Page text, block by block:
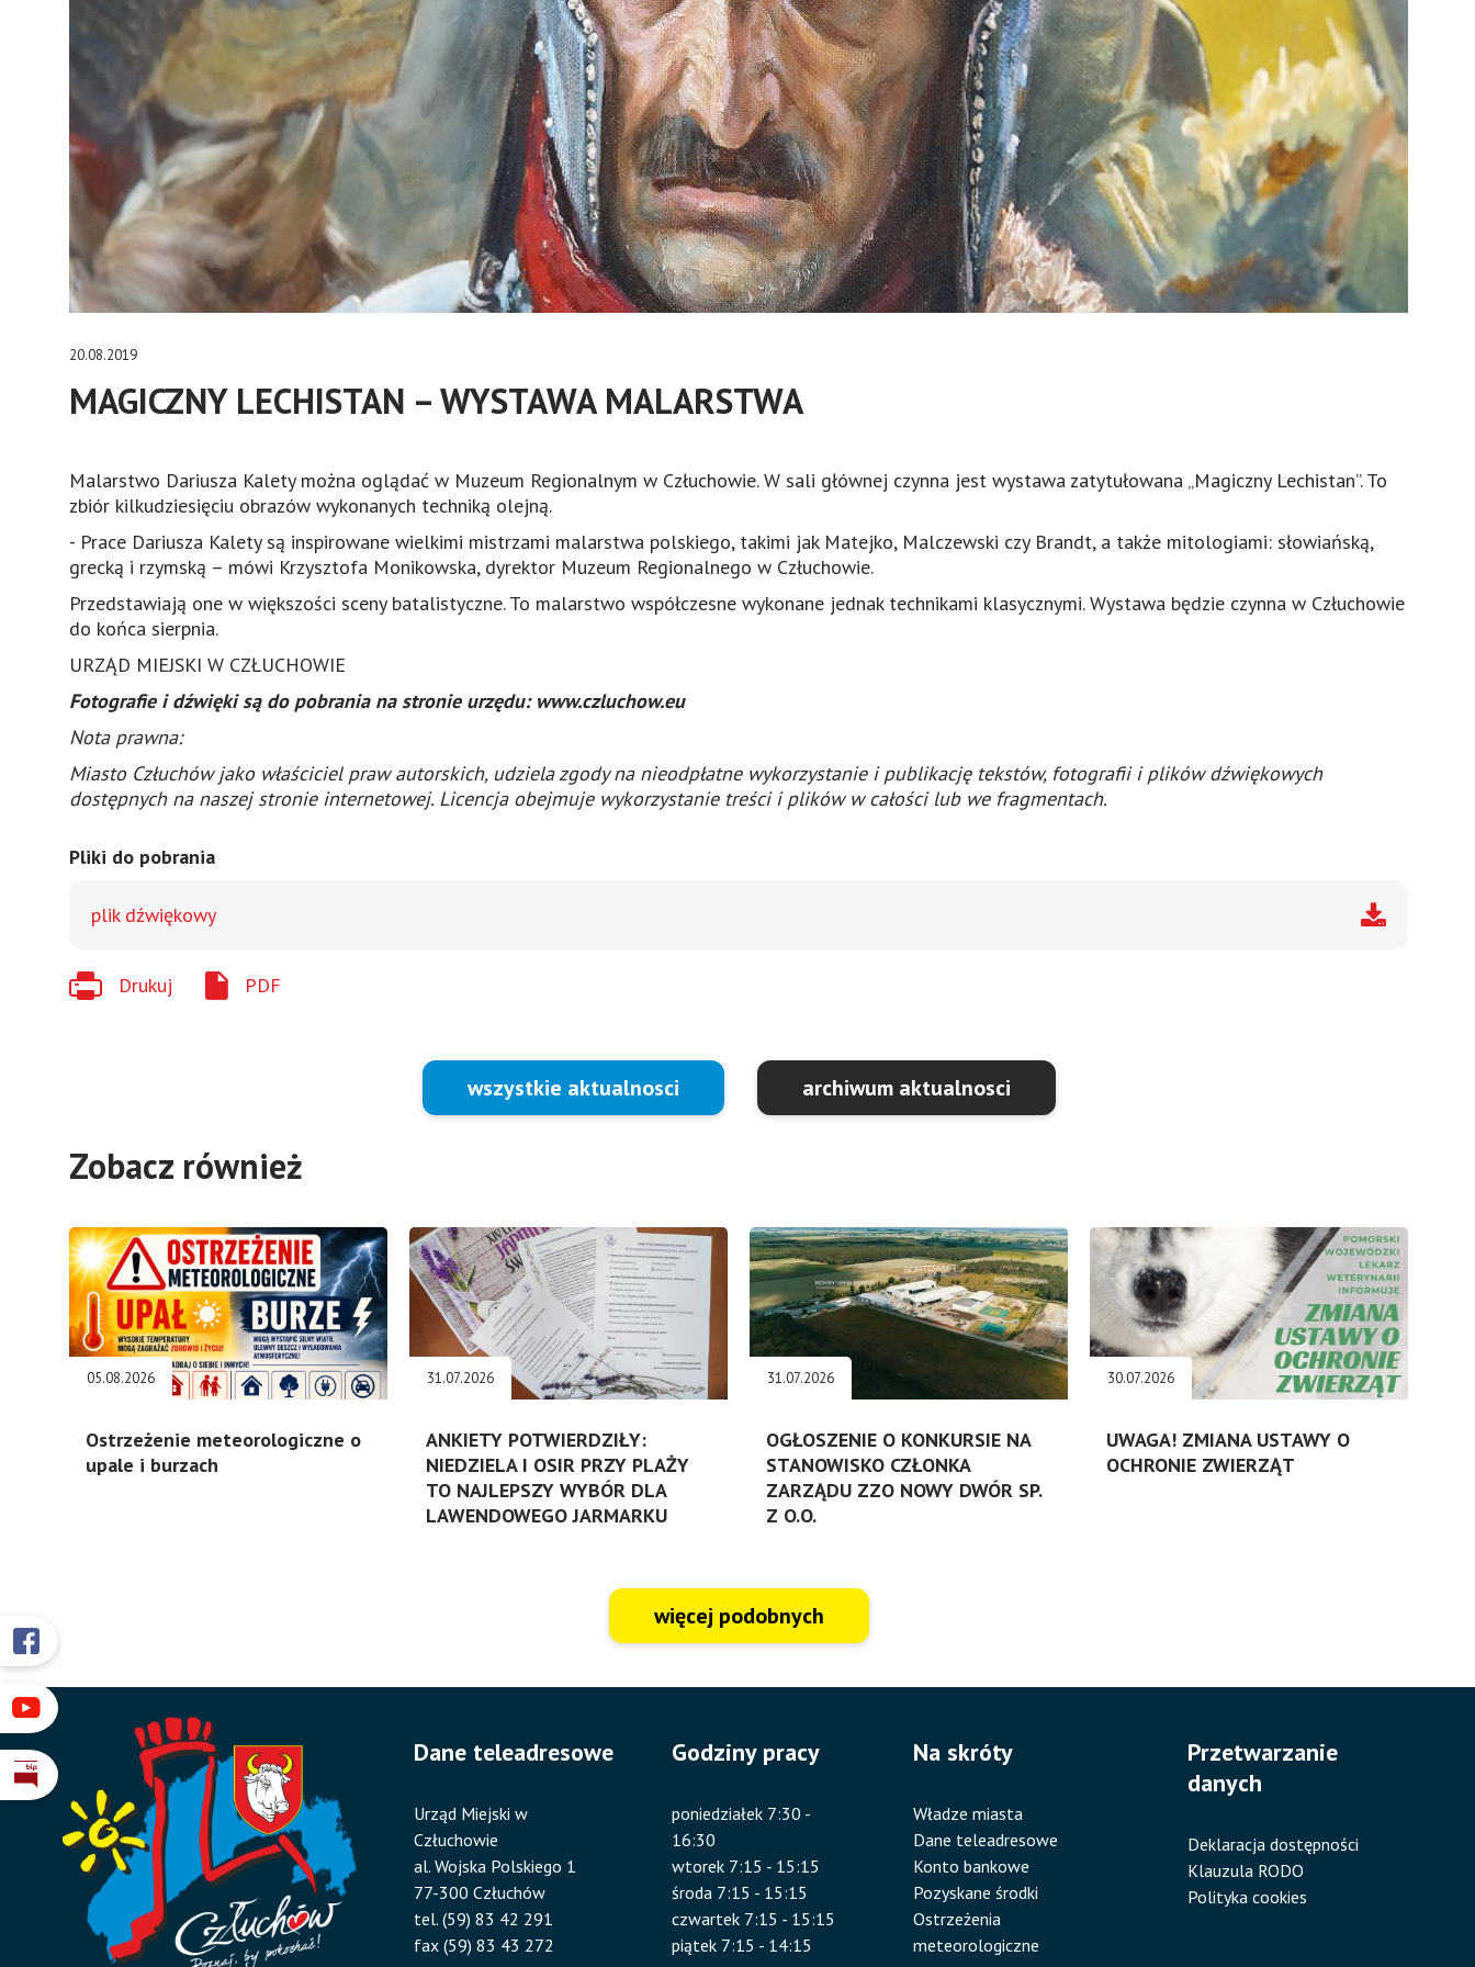
20.08.2019
MAGICZNY LECHISTAN – WYSTAWA MALARSTWA
Malarstwo Dariusza Kalety można oglądać w Muzeum Regionalnym w Człuchowie. W sali głównej czynna jest wystawa zatytułowana „Magiczny Lechistan”. To
zbiór kilkudziesięciu obrazów wykonanych techniką olejną.
- Prace Dariusza Kalety są inspirowane wielkimi mistrzami malarstwa polskiego, takimi jak Matejko, Malczewski czy Brandt, a także mitologiami: słowiańską,
grecką i rzymską – mówi Krzysztofa Monikowska, dyrektor Muzeum Regionalnego w Człuchowie.
Przedstawiają one w większości sceny batalistyczne. To malarstwo współczesne wykonane jednak technikami klasycznymi. Wystawa będzie czynna w Człuchowie
do końca sierpnia.
URZĄD MIEJSKI W CZŁUCHOWIE
Fotografie i dźwięki są do pobrania na stronie urzędu: www.czluchow.eu
Nota prawna:
Miasto Człuchów jako właściciel praw autorskich, udziela zgody na nieodpłatne wykorzystanie i publikację tekstów, fotografii i plików dźwiękowych
dostępnych na naszej stronie internetowej. Licencja obejmuje wykorzystanie treści i plików w całości lub we fragmentach.
Pliki do pobrania
plik dźwiękowy
Drukuj PDF
wszystkie aktualnosci archiwum aktualnosci
Zobacz również
05.08.2026
Ostrzeżenie meteorologiczne o
upale i burzach
31.07.2026
ANKIETY POTWIERDZIŁY:
NIEDZIELA I OSIR PRZY PLAŻY
TO NAJLEPSZY WYBÓR DLA
LAWENDOWEGO JARMARKU
31.07.2026
OGŁOSZENIE O KONKURSIE NA
STANOWISKO CZŁONKA
ZARZĄDU ZZO NOWY DWÓR SP.
Z O.O.
30.07.2026
UWAGA! ZMIANA USTAWY O
OCHRONIE ZWIERZĄT
więcej podobnych
Dane teleadresowe
Urząd Miejski w
Człuchowie
al. Wojska Polskiego 1
77-300 Człuchów
tel. (59) 83 42 291
fax (59) 83 43 272
Godziny pracy
poniedziałek 7:30 -
16:30
wtorek 7:15 - 15:15
środa 7:15 - 15:15
czwartek 7:15 - 15:15
piątek 7:15 - 14:15
Na skróty
Władze miasta
Dane teleadresowe
Konto bankowe
Pozyskane środki
Ostrzeżenia
meteorologiczne
Przetwarzanie
danych
Deklaracja dostępności
Klauzula RODO
Polityka cookies
Przyklejone
odnośniki
Otworzy
w
nowym
oknie
Otworzy
się
w
nowym
Otworzy
nowym